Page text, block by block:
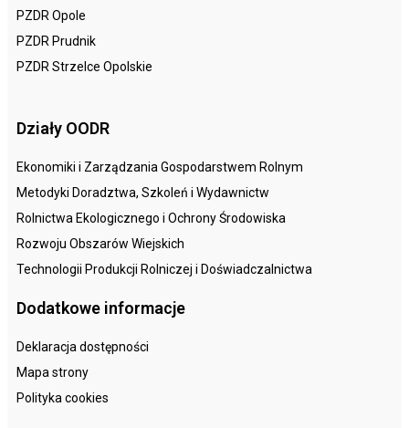
PZDR Opole
PZDR Prudnik
PZDR Strzelce Opolskie
Działy OODR
Ekonomiki i Zarządzania Gospodarstwem Rolnym
Metodyki Doradztwa, Szkoleń i Wydawnictw
Rolnictwa Ekologicznego i Ochrony Środowiska
Rozwoju Obszarów Wiejskich
Technologii Produkcji Rolniczej i Doświadczalnictwa
Dodatkowe informacje
Deklaracja dostępności
Mapa strony
Polityka cookies